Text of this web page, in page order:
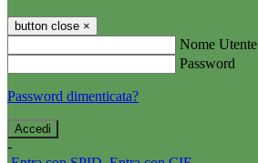
button close ×
Nome Utente
Password
Password dimenticata?
-